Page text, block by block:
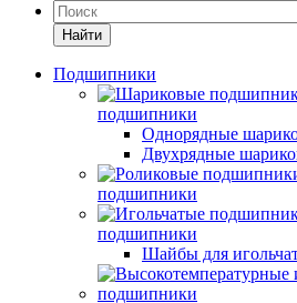
Найти
Подшипники
подшипники
Однорядные
Двухрядные
подшипники
подшипники
Шайбы для